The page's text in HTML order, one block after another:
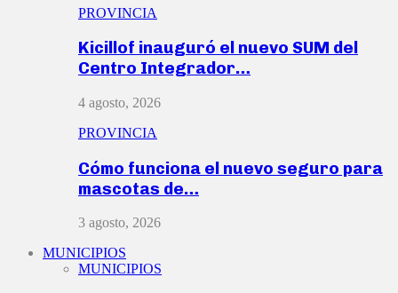
PROVINCIA
Kicillof inauguró el nuevo SUM del
Centro Integrador…
4 agosto, 2026
PROVINCIA
Cómo funciona el nuevo seguro para
mascotas de…
3 agosto, 2026
MUNICIPIOS
MUNICIPIOS